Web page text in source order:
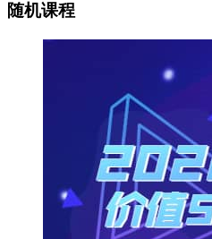
随机课程